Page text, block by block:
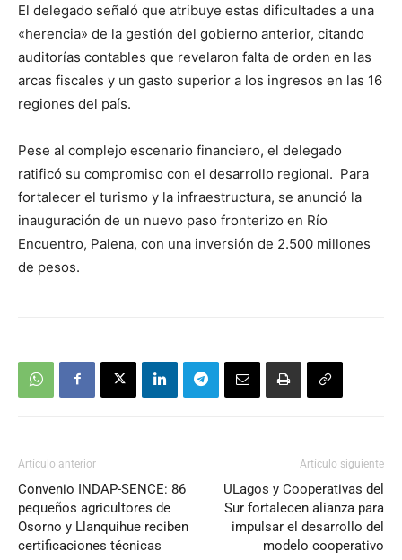
El delegado señaló que atribuye estas dificultades a una
«herencia» de la gestión del gobierno anterior, citando
auditorías contables que revelaron falta de orden en las
arcas fiscales y un gasto superior a los ingresos en las 16
regiones del país.
Pese al complejo escenario financiero, el delegado
ratificó su compromiso con el desarrollo regional. Para
fortalecer el turismo y la infraestructura, se anunció la
inauguración de un nuevo paso fronterizo en Río
Encuentro, Palena, con una inversión de 2.500 millones
de pesos.
Artículo anterior
Convenio INDAP-SENCE: 86
pequeños agricultores de
Osorno y Llanquihue reciben
certificaciones técnicas
Artículo siguiente
ULagos y Cooperativas del
Sur fortalecen alianza para
impulsar el desarrollo del
modelo cooperativo